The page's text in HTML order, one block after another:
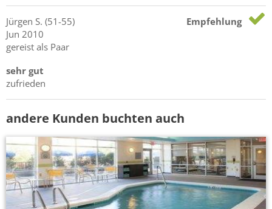
Jürgen S. (51-55)
Jun 2010
gereist als Paar
Empfehlung
sehr gut
zufrieden
andere Kunden buchten auch